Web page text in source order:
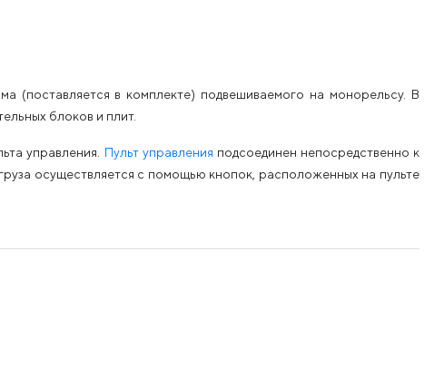
(поставляется в комплекте) подвешиваемого на монорельсу. В
блоков и плит.
управления. Пульт управления подсоединен непосредственно к
осуществляется с помощью кнопок, расположенных на пульте